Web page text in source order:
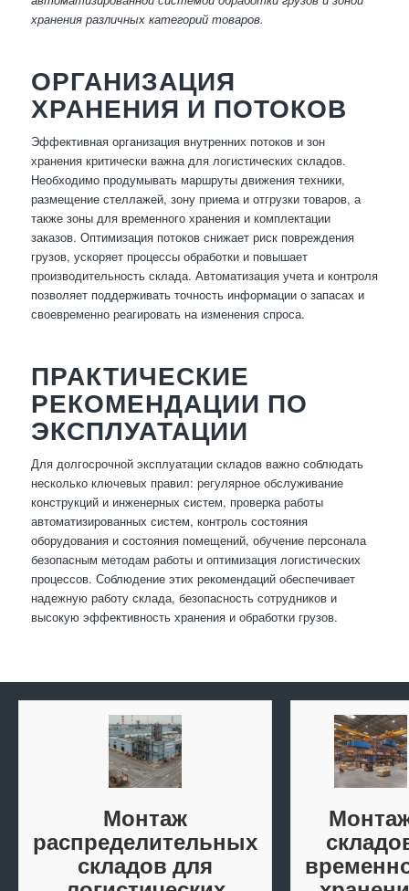
хранения различных категорий товаров.
ОРГАНИЗАЦИЯ
ХРАНЕНИЯ И ПОТОКОВ
Эффективная организация внутренних потоков и зон
хранения критически важна для логистических складов.
Необходимо продумывать маршруты движения техники,
размещение стеллажей, зону приема и отгрузки товаров, а
также зоны для временного хранения и комплектации
заказов. Оптимизация потоков снижает риск повреждения
грузов, ускоряет процессы обработки и повышает
производительность склада. Автоматизация учета и контроля
позволяет поддерживать точность информации о запасах и
своевременно реагировать на изменения спроса.
ПРАКТИЧЕСКИЕ
РЕКОМЕНДАЦИИ ПО
ЭКСПЛУАТАЦИИ
Для долгосрочной эксплуатации складов важно соблюдать
несколько ключевых правил: регулярное обслуживание
конструкций и инженерных систем, проверка работы
автоматизированных систем, контроль состояния
оборудования и состояния помещений, обучение персонала
безопасным методам работы и оптимизация логистических
процессов. Соблюдение этих рекомендаций обеспечивает
надежную работу склада, безопасность сотрудников и
высокую эффективность хранения и обработки грузов.
Монтаж
распределительных
складов для